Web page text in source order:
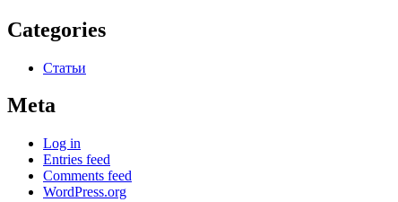
Categories
Статьи
Meta
Log in
Entries feed
Comments feed
WordPress.org